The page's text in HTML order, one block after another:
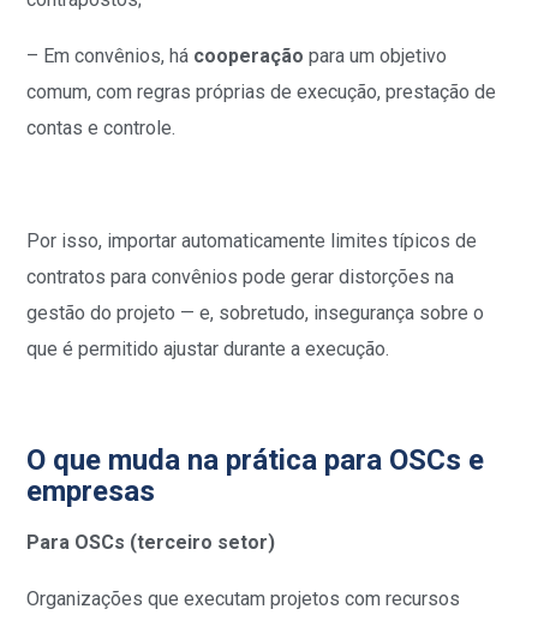
– Em convênios, há cooperação para um objetivo
comum, com regras próprias de execução, prestação de
contas e controle.
Por isso, importar automaticamente limites típicos de
contratos para convênios pode gerar distorções na
gestão do projeto — e, sobretudo, insegurança sobre o
que é permitido ajustar durante a execução.
O que muda na prática para OSCs e
empresas
Para OSCs (terceiro setor)
Organizações que executam projetos com recursos